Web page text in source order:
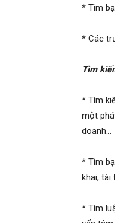
hai
văn
* Tìm
* Các
Tìm
* Tìm
một
doanh…
* Tìm
khai, tài
* Tìm